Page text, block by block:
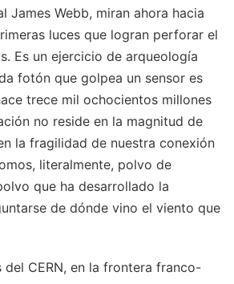
James Webb, miran ahora hacia
luces que logran perforar el
Es un ejercicio de arqueología
fotón que golpea un sensor es
trece mil ochocientos millones
no reside en la magnitud de
la fragilidad de nuestra conexión
literalmente, polvo de
que ha desarrollado la
de dónde vino el viento que
CERN, en la frontera franco-